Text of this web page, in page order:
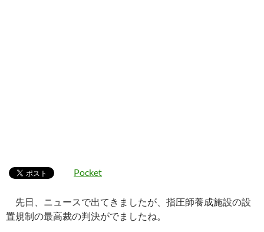
Pocket
先日、ニュースで出てきましたが、指圧師養成施設の設
置規制の最高裁の判決がでましたね。